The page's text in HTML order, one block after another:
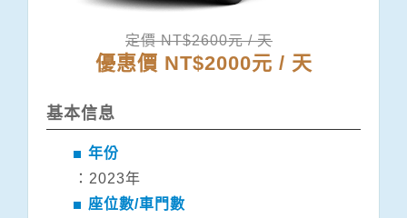
定價 NT$2600元 / 天
優惠價 NT$2000元 / 天
基本信息
年份
：2023年
座位數/車門數